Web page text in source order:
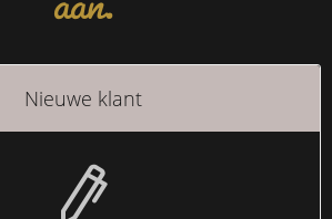
Nieuwe klant